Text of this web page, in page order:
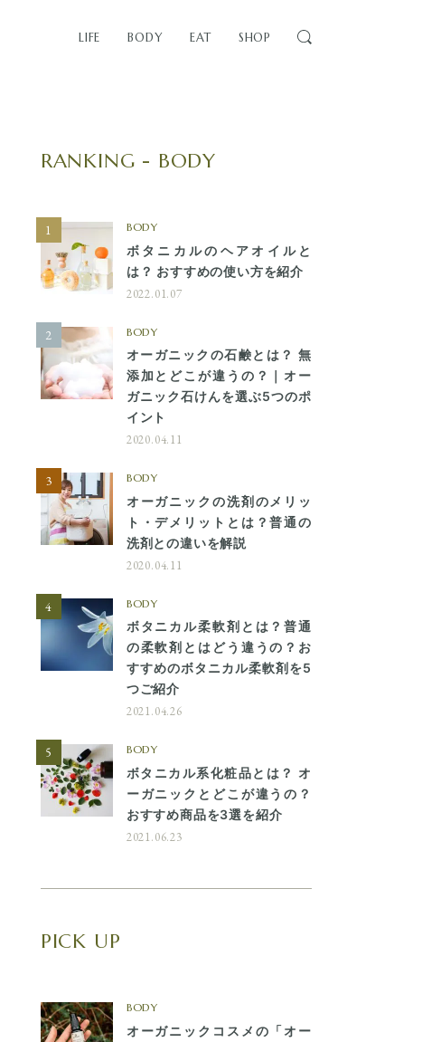
LIFE BODY EAT SHOP
RANKING - BODY
BODY
ボタニカルのヘアオイルと
は？ おすすめの使い方を紹介
2022.01.07
BODY
オーガニックの石鹸とは？ 無
添加とどこが違うの？｜オー
ガニック石けんを選ぶ5つのポ
イント
2020.04.11
BODY
オーガニックの洗剤のメリッ
ト・デメリットとは？普通の
洗剤との違いを解説
2020.04.11
BODY
ボタニカル柔軟剤とは？普通
の柔軟剤とはどう違うの？お
すすめのボタニカル柔軟剤を5
つご紹介
2021.04.26
BODY
ボタニカル系化粧品とは？ オ
ーガニックとどこが違うの？
おすすめ商品を3選を紹介
2021.06.23
PICK UP
BODY
オーガニックコスメの「オー